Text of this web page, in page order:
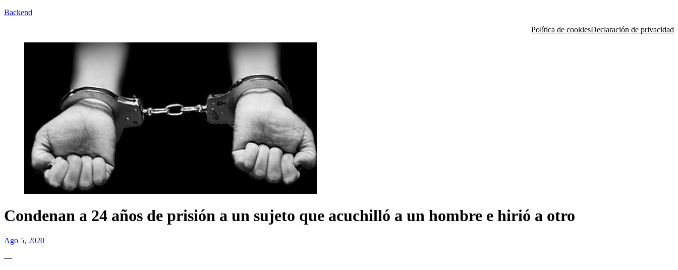
Backend
Política de cookiesDeclaración de privacidad
Condenan a 24 años de prisión a un sujeto que acuchilló a un hombre e hirió a otro
Ago 5, 2020
—